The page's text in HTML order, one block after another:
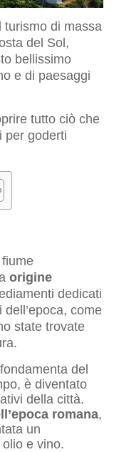
turismo di massa
del Sol,
bellissimo
e di paesaggi
tutto ciò che
per goderti
origine
dedicati
come
state trovate
del
è diventato
della città.
romana,
un
e vino.